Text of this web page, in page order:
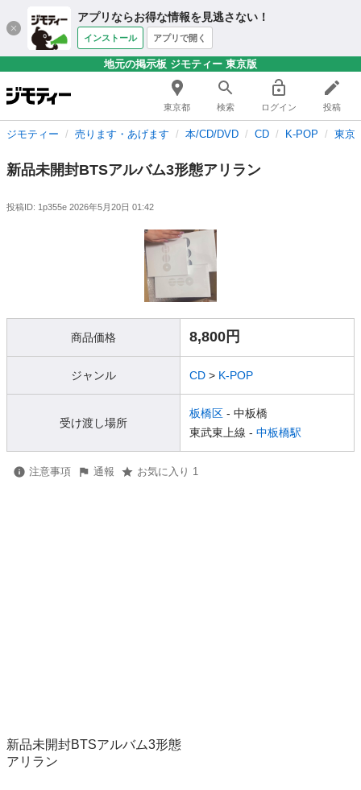
アプリならお得な情報を見逃さない！
インストール アプリで開く
地元の掲示板 ジモティー 東京版
東京都 検索 ログイン 投稿
ジモティー 売ります・あげます 本/CD/DVD CD K-POP 東京
新品未開封BTSアルバム3形態アリラン
投稿ID: 1p355e 2026年5月20日 01:42
商品価格 8,800円
ジャンル CD > K-POP
受け渡し場所
板橋区 - 中板橋
東武東上線 - 中板橋駅
注意事項 通報 お気に入り 1
新品未開封BTSアルバム3形態
アリラン